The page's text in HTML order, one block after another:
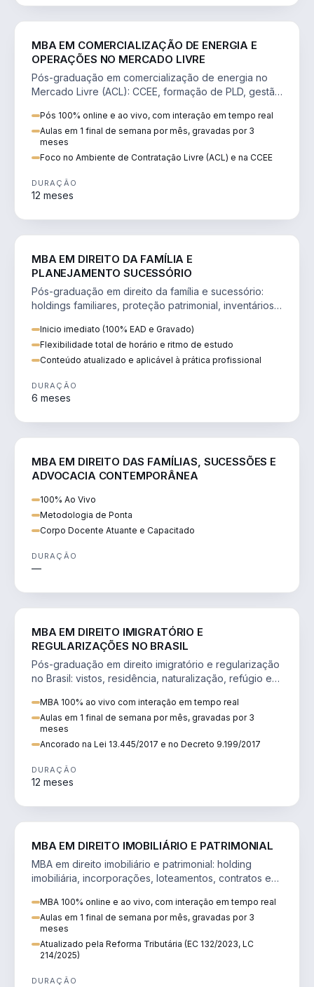
MBA EM COMERCIALIZAÇÃO DE ENERGIA E
OPERAÇÕES NO MERCADO LIVRE
Pós-graduação em comercialização de energia no
Mercado Livre (ACL): CCEE, formação de PLD, gestão
Pós 100% online e ao vivo, com interação em tempo real
Aulas em 1 final de semana por mês, gravadas por 3
meses
Foco no Ambiente de Contratação Livre (ACL) e na CCEE
DURAÇÃO
12 meses
MBA EM DIREITO DA FAMÍLIA E
PLANEJAMENTO SUCESSÓRIO
Pós-graduação em direito da família e sucessório:
holdings familiares, proteção patrimonial, inventários
Inicio imediato (100% EAD e Gravado)
Flexibilidade total de horário e ritmo de estudo
Conteúdo atualizado e aplicável à prática profissional
DURAÇÃO
6 meses
MBA EM DIREITO DAS FAMÍLIAS, SUCESSÕES E
ADVOCACIA CONTEMPORÂNEA
100% Ao Vivo
Metodologia de Ponta
Corpo Docente Atuante e Capacitado
DURAÇÃO
—
MBA EM DIREITO IMIGRATÓRIO E
REGULARIZAÇÕES NO BRASIL
Pós-graduação em direito imigratório e regularização
no Brasil: vistos, residência, naturalização, refúgio e
MBA 100% ao vivo com interação em tempo real
Aulas em 1 final de semana por mês, gravadas por 3
meses
Ancorado na Lei 13.445/2017 e no Decreto 9.199/2017
DURAÇÃO
12 meses
MBA EM DIREITO IMOBILIÁRIO E PATRIMONIAL
MBA em direito imobiliário e patrimonial: holding
imobiliária, incorporações, loteamentos, contratos e
MBA 100% online e ao vivo, com interação em tempo real
Aulas em 1 final de semana por mês, gravadas por 3
meses
Atualizado pela Reforma Tributária (EC 132/2023, LC
214/2025)
DURAÇÃO